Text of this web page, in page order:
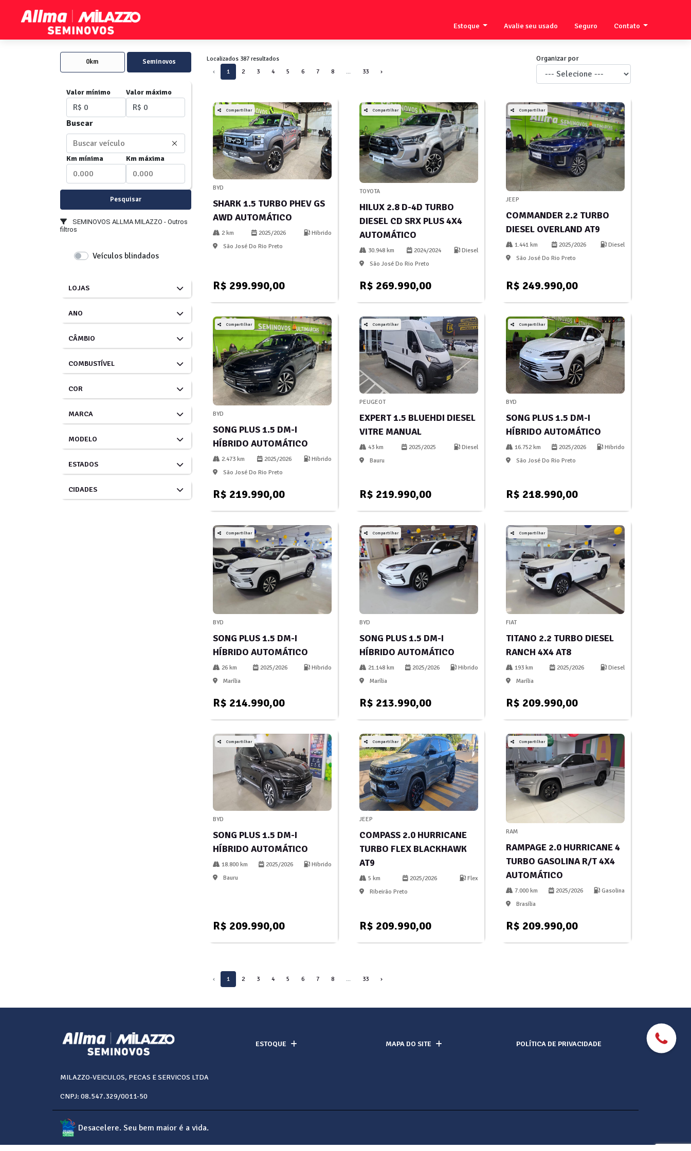
Estoque Avalie seu usado Seguro Contato
0km Seminovos
Valor mínimo Valor máximo
Buscar
Km mínima Km máxima
Pesquisar
SEMINOVOS ALLMA MILAZZO - Outros
filtros
Veículos blindados
LOJAS
ANO
CÂMBIO
COMBUSTÍVEL
COR
MARCA
MODELO
ESTADOS
CIDADES
Localizados 387 resultados
‹
1 2 3 4 5 6 7 8 ... 33 ›
Organizar por
Compartilhar
BYD
SHARK 1.5 TURBO PHEV GS
AWD AUTOMÁTICO
2 km 2025/2026
Hibrido
São José Do Rio Preto
R$ 299.990,00
Compartilhar
TOYOTA
HILUX 2.8 D-4D TURBO
DIESEL CD SRX PLUS 4X4
AUTOMÁTICO
30.948 km 2024/2024
Diesel
São José Do Rio Preto
R$ 269.990,00
Compartilhar
JEEP
COMMANDER 2.2 TURBO
DIESEL OVERLAND AT9
1.441 km 2025/2026
Diesel
São José Do Rio Preto
R$ 249.990,00
Compartilhar
BYD
SONG PLUS 1.5 DM-I
HÍBRIDO AUTOMÁTICO
2.473 km 2025/2026
Hibrido
São José Do Rio Preto
R$ 219.990,00
Compartilhar
PEUGEOT
EXPERT 1.5 BLUEHDI DIESEL
VITRE MANUAL
43 km 2025/2025
Diesel
Bauru
R$ 219.990,00
Compartilhar
BYD
SONG PLUS 1.5 DM-I
HÍBRIDO AUTOMÁTICO
16.752 km 2025/2026
Hibrido
São José Do Rio Preto
R$ 218.990,00
Compartilhar
BYD
SONG PLUS 1.5 DM-I
HÍBRIDO AUTOMÁTICO
26 km 2025/2026
Hibrido
Marília
R$ 214.990,00
Compartilhar
BYD
SONG PLUS 1.5 DM-I
HÍBRIDO AUTOMÁTICO
21.148 km 2025/2026
Hibrido
Marília
R$ 213.990,00
Compartilhar
FIAT
TITANO 2.2 TURBO DIESEL
RANCH 4X4 AT8
193 km 2025/2026
Diesel
Marília
R$ 209.990,00
Compartilhar
BYD
SONG PLUS 1.5 DM-I
HÍBRIDO AUTOMÁTICO
18.800 km 2025/2026
Hibrido
Bauru
R$ 209.990,00
Compartilhar
JEEP
COMPASS 2.0 HURRICANE
TURBO FLEX BLACKHAWK
AT9
5 km 2025/2026
Flex
Ribeirão Preto
R$ 209.990,00
Compartilhar
RAM
RAMPAGE 2.0 HURRICANE 4
TURBO GASOLINA R/T 4X4
AUTOMÁTICO
7.000 km 2025/2026
Gasolina
Brasília
R$ 209.990,00
‹ 1 2 3 4 5 6 7 8 ... 33 ›
ESTOQUE MAPA DO SITE POLÍTICA DE PRIVACIDADE
MILAZZO-VEICULOS, PECAS E SERVICOS LTDA
CNPJ: 08.547.329/0011-50
Desacelere. Seu bem maior é a vida.